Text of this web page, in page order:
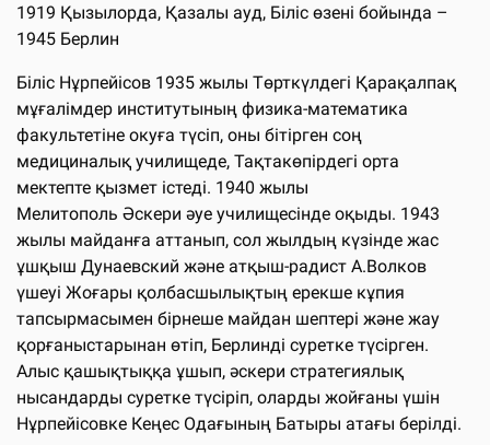
1919 Қызылорда, Қазалы ауд, Біліс өзені бойында –
1945 Берлин
Біліс Нұрпейісов 1935 жылы Төрткүлдегі Қарақалпақ
мұғалімдер институтының физика-математика
факультетіне окуға түсіп, оны бітірген соң
медициналық училищеде, Тақтакөпірдегі орта
мектепте қызмет істеді. 1940 жылы
Мелитополь Әскери әуе училищесінде оқыды. 1943
жылы майданға аттанып, сол жылдың күзінде жас
ұшқыш Дунаевский және атқыш-радист А.Волков
үшеуі Жоғары қолбасшылықтың ерекше кұпия
тапсырмасымен бірнеше майдан шептері және жау
қорғаныстарынан өтіп, Берлинді суретке түсірген.
Алыс қашықтыққа ұшып, әскери стратегиялық
нысандарды суретке түсіріп, оларды жойғаны үшін
Нұрпейісовке Кеңес Одағының Батыры атағы берілді.